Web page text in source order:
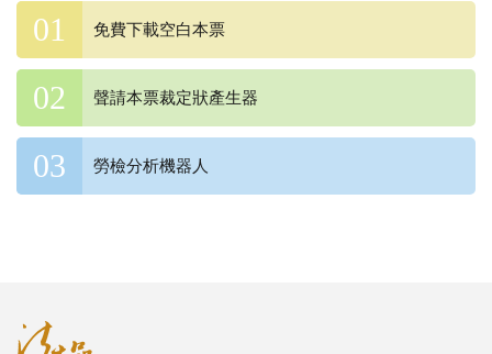
免費下載空白本票
聲請本票裁定狀產生器
勞檢分析機器人